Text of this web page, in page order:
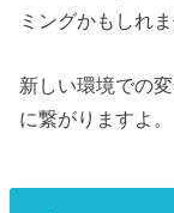
ミングかもしれま
新しい環境での
に繋がりますよ。